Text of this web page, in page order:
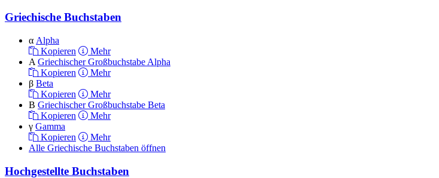
Griechische Buchstaben
α Alpha
Kopieren
Mehr
Α Griechischer Großbuchstabe Alpha
Kopieren
Mehr
β Beta
Kopieren
Mehr
Β Griechischer Großbuchstabe Beta
Kopieren
Mehr
γ Gamma
Kopieren
Mehr
Alle Griechische Buchstaben öffnen
Hochgestellte Buchstaben